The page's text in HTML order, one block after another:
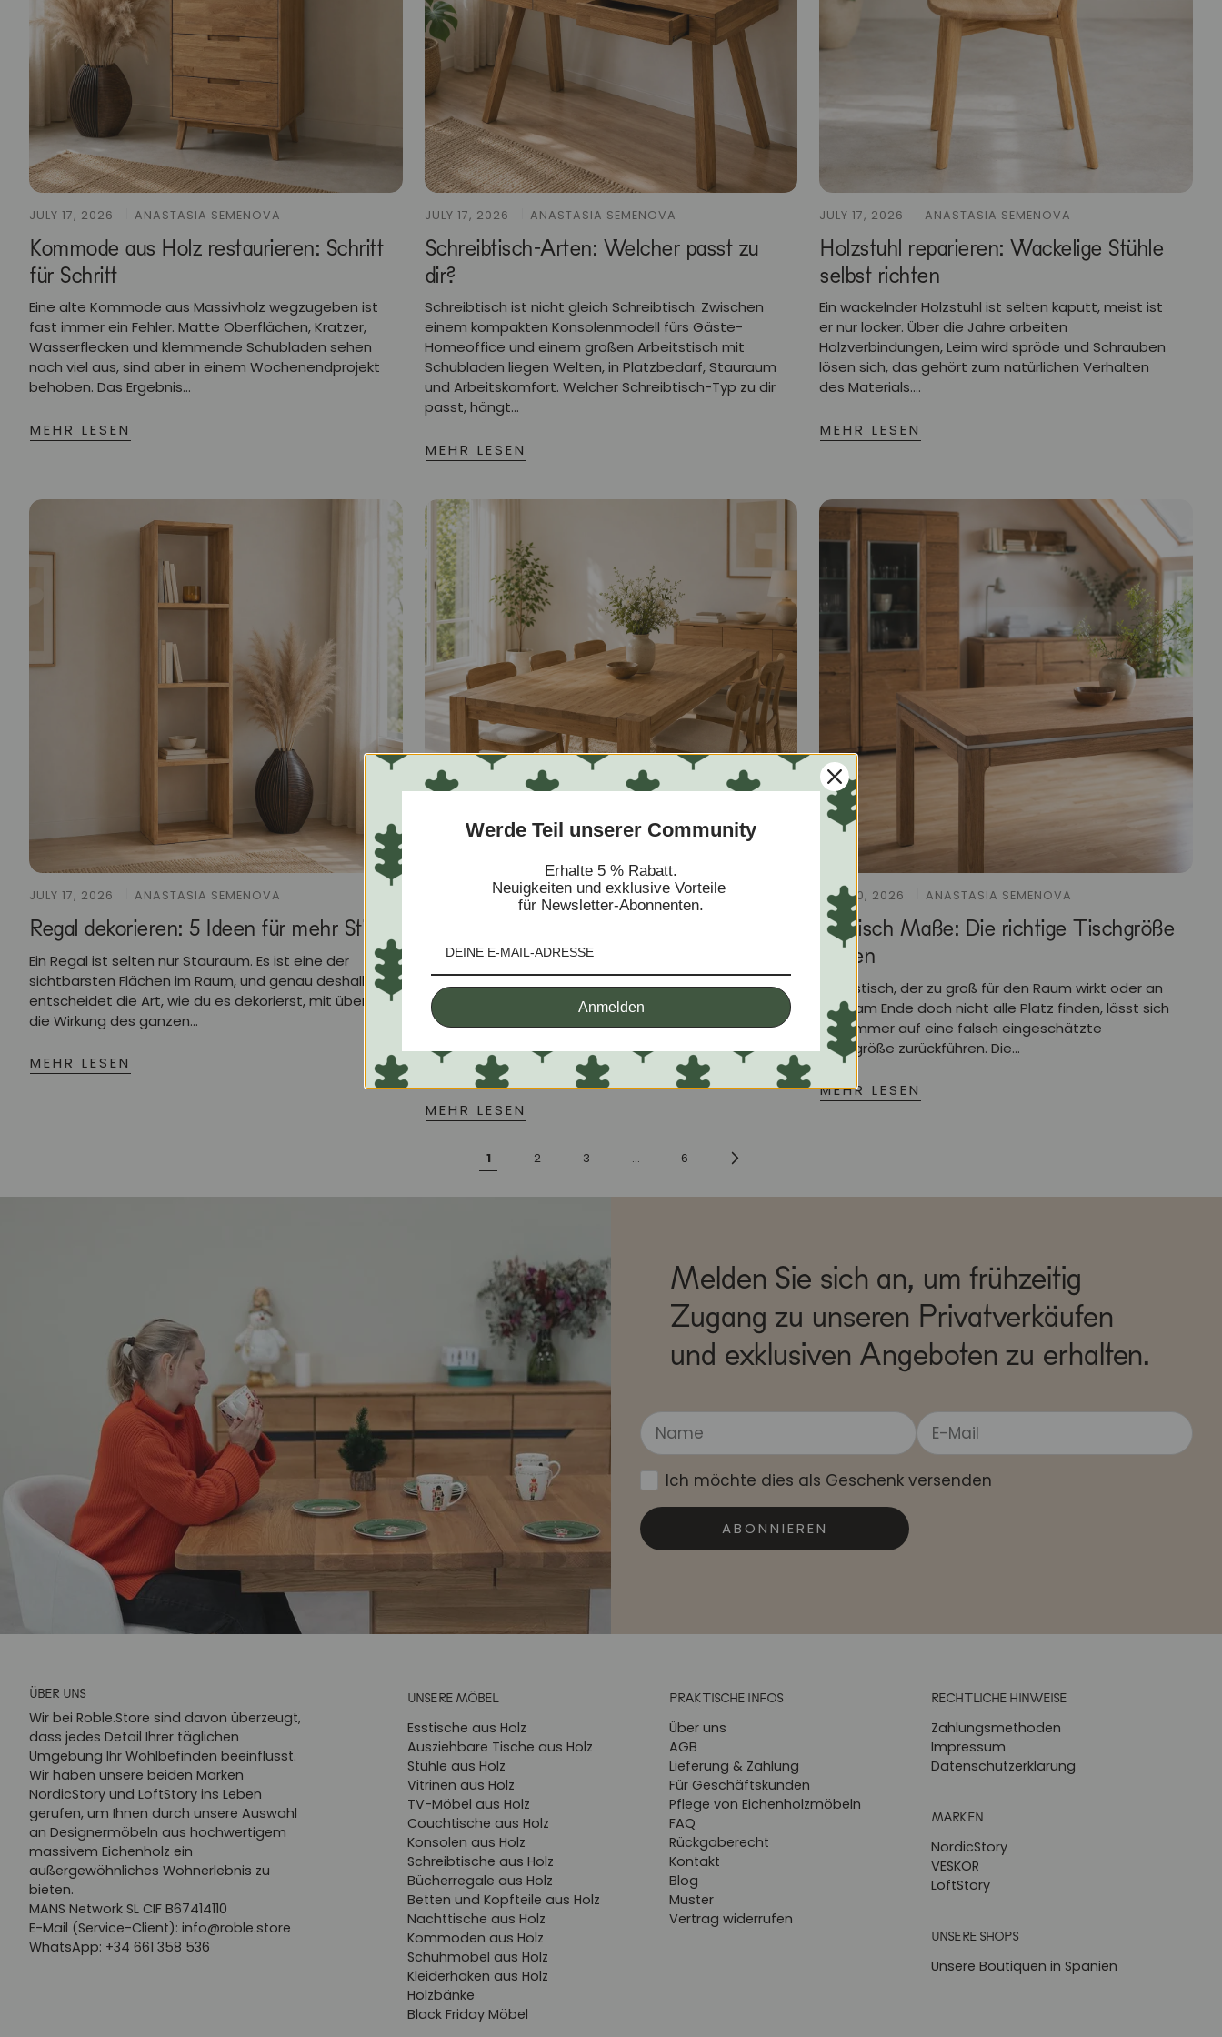
JULY 17, 2026 ANASTASIA SEMENOVA
Kommode aus Holz restaurieren: Schritt
für Schritt
Eine alte Kommode aus Massivholz wegzugeben ist
fast immer ein Fehler. Matte Oberflächen, Kratzer,
Wasserflecken und klemmende Schubladen sehen
nach viel aus, sind aber in einem Wochenendprojekt
behoben. Das Ergebnis...
MEHR LESEN
JULY 17, 2026 ANASTASIA SEMENOVA
Schreibtisch-Arten: Welcher passt zu
dir?
Schreibtisch ist nicht gleich Schreibtisch. Zwischen
einem kompakten Konsolenmodell fürs Gäste-
Homeoffice und einem großen Arbeitstisch mit
Schubladen liegen Welten, in Platzbedarf, Stauraum
und Arbeitskomfort. Welcher Schreibtisch-Typ zu dir
passt, hängt...
MEHR LESEN
JULY 17, 2026 ANASTASIA SEMENOVA
Holzstuhl reparieren: Wackelige Stühle
selbst richten
Ein wackelnder Holzstuhl ist selten kaputt, meist ist
er nur locker. Über die Jahre arbeiten
Holzverbindungen, Leim wird spröde und Schrauben
lösen sich, das gehört zum natürlichen Verhalten
des Materials....
MEHR LESEN
JULY 17, 2026 ANASTASIA SEMENOVA
Regal dekorieren: 5 Ideen für mehr Stil
Ein Regal ist selten nur Stauraum. Es ist eine der
sichtbarsten Flächen im Raum, und genau deshalb
entscheidet die Art, wie du es dekorierst, mit über
die Wirkung des ganzen...
MEHR LESEN
JULY 17, 2026 ANASTASIA SEMENOVA
Vergleich
Massivholz ist einer der meistgenutzten Begriffe
beim Möbelkauf, und gleichzeitig einer der am
häufigsten missverstandenen. Nicht jedes
Möbelstück, das nach Holz aussieht, ist massiv:
Furnier, MDF und Spanplatte imitieren die...
MEHR LESEN
JULY 10, 2026 ANASTASIA SEMENOVA
Esstisch Maße: Die richtige Tischgröße
finden
Ein Esstisch, der zu groß für den Raum wirkt oder an
dem am Ende doch nicht alle Platz finden, lässt sich
fast immer auf eine falsch eingeschätzte
Tischgröße zurückführen. Die...
MEHR LESEN
1 2 3 … 6
Melden Sie sich an, um frühzeitig
Zugang zu unseren Privatverkäufen
und exklusiven Angeboten zu erhalten.
Ich möchte dies als Geschenk versenden
ABONNIEREN
ÜBER UNS
Wir bei Roble.Store sind davon überzeugt,
dass jedes Detail Ihrer täglichen
Umgebung Ihr Wohlbefinden beeinflusst.
Wir haben unsere beiden Marken
NordicStory und LoftStory ins Leben
gerufen, um Ihnen durch unsere Auswahl
an Designermöbeln aus hochwertigem
massivem Eichenholz ein
außergewöhnliches Wohnerlebnis zu
bieten.
MANS Network SL CIF B67414110
E-Mail (Service-Client): info@roble.store
WhatsApp: +34 661 358 536
UNSERE MÖBEL
Esstische aus Holz
Ausziehbare Tische aus Holz
Stühle aus Holz
Vitrinen aus Holz
TV-Möbel aus Holz
Couchtische aus Holz
Konsolen aus Holz
Schreibtische aus Holz
Bücherregale aus Holz
Betten und Kopfteile aus Holz
Nachttische aus Holz
Kommoden aus Holz
Schuhmöbel aus Holz
Kleiderhaken aus Holz
Holzbänke
Black Friday Möbel
PRAKTISCHE INFOS
Über uns
AGB
Lieferung & Zahlung
Für Geschäftskunden
Pflege von Eichenholzmöbeln
FAQ
Rückgaberecht
Kontakt
Blog
Muster
Vertrag widerrufen
RECHTLICHE HINWEISE
Zahlungsmethoden
Impressum
Datenschutzerklärung
MARKEN
NordicStory
VESKOR
LoftStory
UNSERE SHOPS
Unsere Boutiquen in Spanien
Werde Teil unserer Community
Erhalte 5 % Rabatt.
Neuigkeiten und exklusive Vorteile
für Newsletter-Abonnenten.
Anmelden